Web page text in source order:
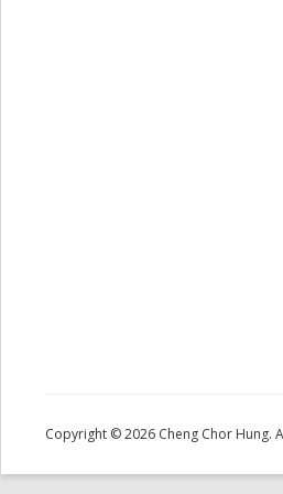
Copyright © 2026 Cheng Chor Hung.